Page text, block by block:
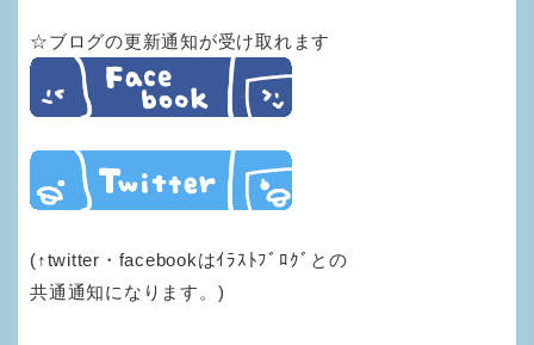
☆ブログの更新通知が受け取れます
(↑twitter・facebookはｲﾗｽﾄﾌﾞﾛｸﾞとの
共通通知になります。)